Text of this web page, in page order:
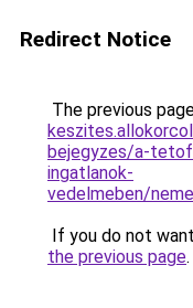
Redirect Notice
The previous
bejegyzes/a-
ingatlanok-
vedelmeben/
If you do not
the previous page.